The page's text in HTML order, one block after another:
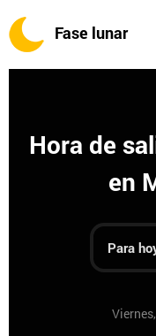
Fase lunar
Hora de
en
Para